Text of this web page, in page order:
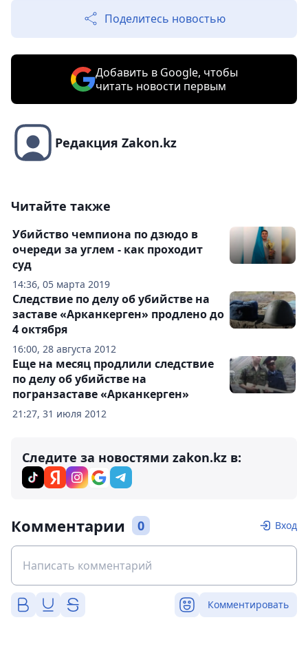
Поделитесь новостью
Добавить в Google, чтобы
читать новости первым
Редакция Zakon.kz
Читайте также
14:36, 05 марта 2019
Убийство чемпиона по дзюдо в
очереди за углем - как проходит
суд
16:00, 28 августа 2012
Следствие по делу об убийстве на
заставе «Арканкерген» продлено до
4 октября
21:27, 31 июля 2012
Еще на месяц продлили следствие
по делу об убийстве на
погранзаставе «Арканкерген»
Следите за новостями zakon.kz в:
Комментарии 0 Вход
Комментировать